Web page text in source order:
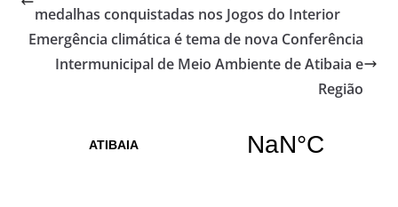
medalhas conquistadas nos Jogos do Interior
Emergência climática é tema de nova Conferência
Intermunicipal de Meio Ambiente de Atibaia e
Região